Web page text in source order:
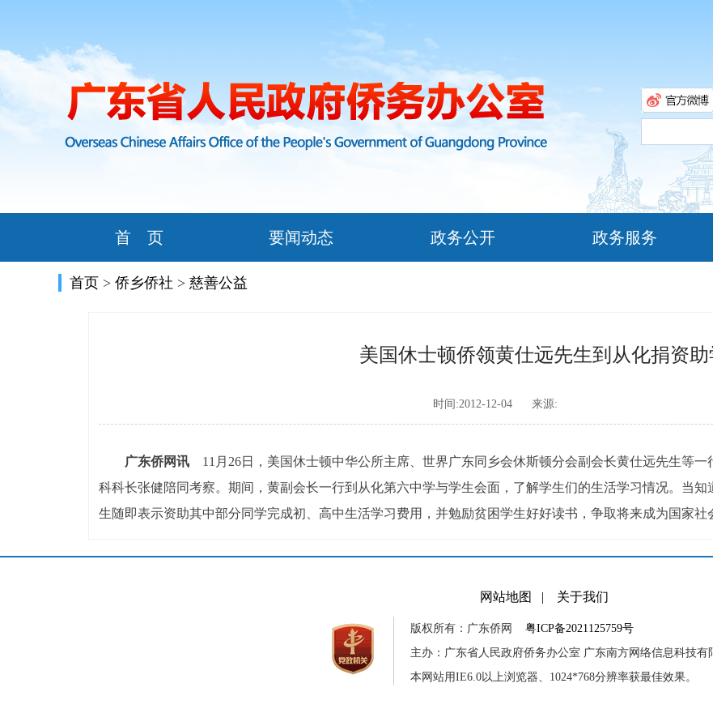
首 页 要闻动态 政务公开 政务服务
首页 > 侨乡侨社 > 慈善公益
美国休士顿侨领黄仕远先生到从化捐资助
时间:2012-12-04 来源:
广东侨网讯 11月26日，美国休士顿中华公所主席、世界广东同乡会休斯顿分会副会长黄仕远先生等
科科长张健陪同考察。期间，黄副会长一行到从化第六中学与学生会面，了解学生们的生活学习情况。当
生随即表示资助其中部分同学完成初、高中生活学习费用，并勉励贫困学生好好读书，争取将来成为国家社
网站地图 | 关于我们
版权所有：广东侨网 粤ICP备2021125759号
主办：广东省人民政府侨务办公室 广东南方网络信息科技有
本网站用IE6.0以上浏览器、1024*768分辨率获最佳效果。